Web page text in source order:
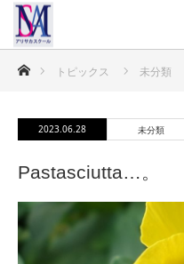
ホームトピックス 未分類
2023.06.28 未分類
Pastasciutta…。